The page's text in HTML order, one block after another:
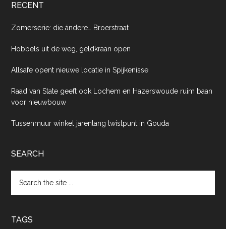
RECENT
Zomerserie: die ándere… Broerstraat
Hobbels uit de weg, geldkraan open
Allsafe opent nieuwe locatie in Spijkenisse
Raad van State geeft ook Lochem en Hazerswoude ruim baan
voor nieuwbouw
Tussenmuur winkel jarenlang twistpunt in Gouda
SEARCH
the
TAGS